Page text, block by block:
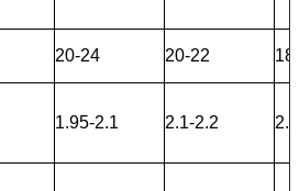
20-24 20-22
1.95-2.1 2.1-2.2